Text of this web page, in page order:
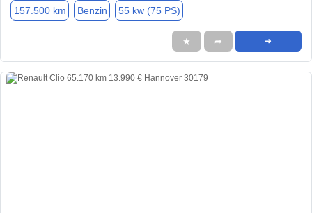
157.500 km Benzin 55 kw (75 PS)
★ ➦ ➜